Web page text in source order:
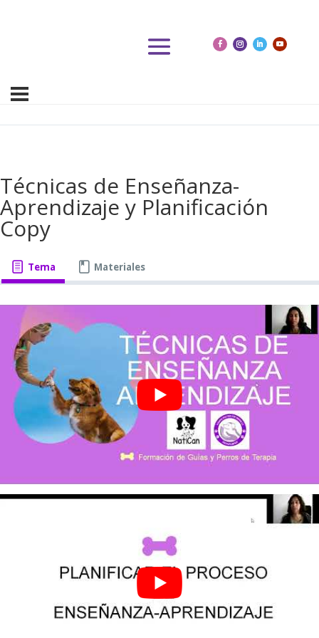
Técnicas de Enseñanza-
Aprendizaje y Planificación
Copy
Tema Materiales